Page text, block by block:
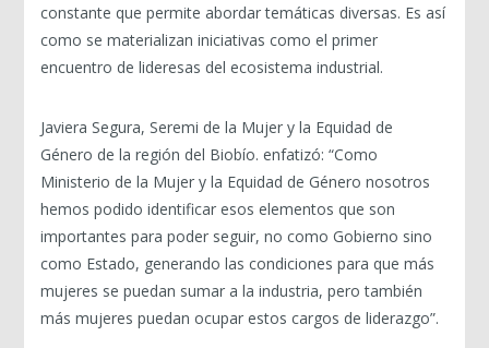
constante que permite abordar temáticas diversas. Es así
como se materializan iniciativas como el primer
encuentro de lideresas del ecosistema industrial.
Javiera Segura, Seremi de la Mujer y la Equidad de
Género de la región del Biobío. enfatizó: “Como
Ministerio de la Mujer y la Equidad de Género nosotros
hemos podido identificar esos elementos que son
importantes para poder seguir, no como Gobierno sino
como Estado, generando las condiciones para que más
mujeres se puedan sumar a la industria, pero también
más mujeres puedan ocupar estos cargos de liderazgo”.